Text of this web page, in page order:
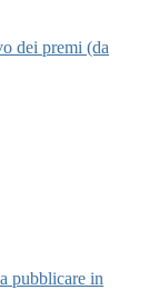
dei premi (da
pubblicare in